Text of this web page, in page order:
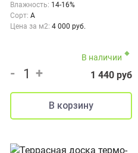
Влажность: 14-16%
Сорт: A
Цена за м2: 4 000 руб.
В наличии
- + 1 440 руб